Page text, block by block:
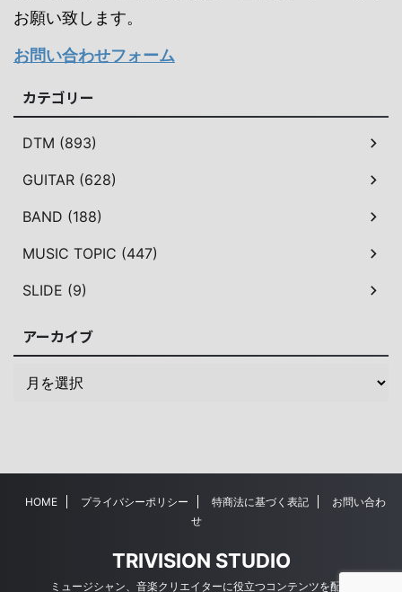
お願い致します。
お問い合わせフォーム
カテゴリー
DTM (893)
GUITAR (628)
BAND (188)
MUSIC TOPIC (447)
SLIDE (9)
アーカイブ
HOME プライバシーポリシー 特商法に基づく表記
お問い合わ
せ
TRIVISION STUDIO
ミュージシャン、音楽クリエイターに役立つコンテンツを配信